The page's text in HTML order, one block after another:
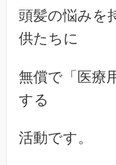
頭髪の悩みを
供たちに
無償で「医療
する
活動です。